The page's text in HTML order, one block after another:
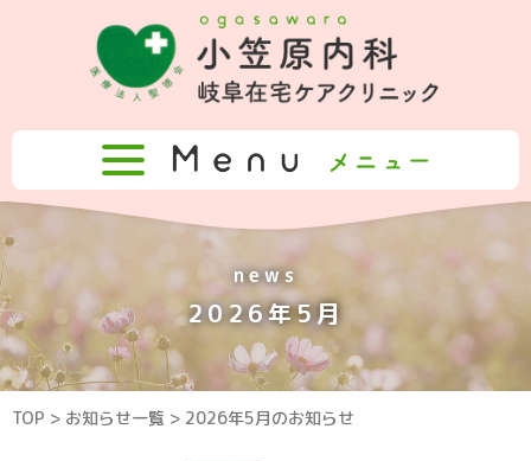
news
2026年5月
TOP > お知らせ一覧 > 2026年5月のお知らせ